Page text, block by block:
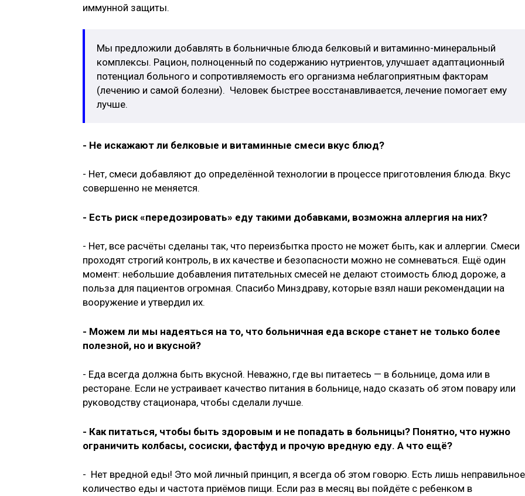
иммунной защиты.
Мы предложили добавлять в больничные блюда белковый и витаминно-минеральный
комплексы. Рацион, полноценный по содержанию нутриентов, улучшает адаптационный
потенциал больного и сопротивляемость его организма неблагоприятным факторам
(лечению и самой болезни). Человек быстрее восстанавливается, лечение помогает ему
лучше.
- Не искажают ли белковые и витаминные смеси вкус блюд?
- Нет, смеси добавляют до определённой технологии в процессе приготовления блюда. Вкус
совершенно не меняется.
- Есть риск «передозировать» еду такими добавками, возможна аллергия на них?
- Нет, все расчёты сделаны так, что переизбытка просто не может быть, как и аллергии. Смеси
проходят строгий контроль, в их качестве и безопасности можно не сомневаться. Ещё один
момент: небольшие добавления питательных смесей не делают стоимость блюд дороже, а
польза для пациентов огромная. Спасибо Минздраву, которые взял наши рекомендации на
вооружение и утвердил их.
- Можем ли мы надеяться на то, что больничная еда вскоре станет не только более
полезной, но и вкусной?
- Еда всегда должна быть вкусной. Неважно, где вы питаетесь — в больнице, дома или в
ресторане. Если не устраивает качество питания в больнице, надо сказать об этом повару или
руководству стационара, чтобы сделали лучше.
- Как питаться, чтобы быть здоровым и не попадать в больницы? Понятно, что нужно
ограничить колбасы, сосиски, фастфуд и прочую вредную еду. А что ещё?
- Нет вредной еды! Это мой личный принцип, я всегда об этом говорю. Есть лишь неправильное
количество еды и частота приёмов пищи. Если раз в месяц вы пойдёте с ребенком в